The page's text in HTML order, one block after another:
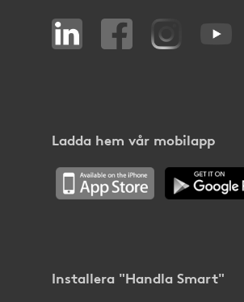
Ladda hem vår mobilapp
Installera "Handla Smart"